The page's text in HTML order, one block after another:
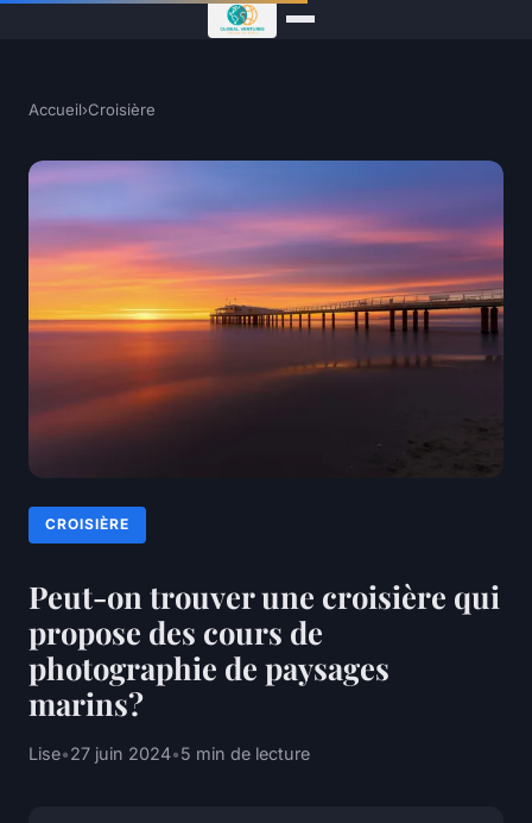
Accueil›Croisière
CROISIÈRE
Peut-on trouver une croisière qui
propose des cours de
photographie de paysages
marins?
Lise•27 juin 2024•5 min de lecture